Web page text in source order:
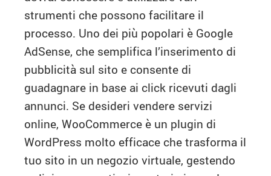
strumenti che possono facilitare il
processo. Uno dei più popolari è Google
AdSense, che semplifica l’inserimento di
pubblicità sul sito e consente di
guadagnare in base ai click ricevuti dagli
annunci. Se desideri vendere servizi
online, WooCommerce è un plugin di
WordPress molto efficace che trasforma il
tuo sito in un negozio virtuale, gestendo